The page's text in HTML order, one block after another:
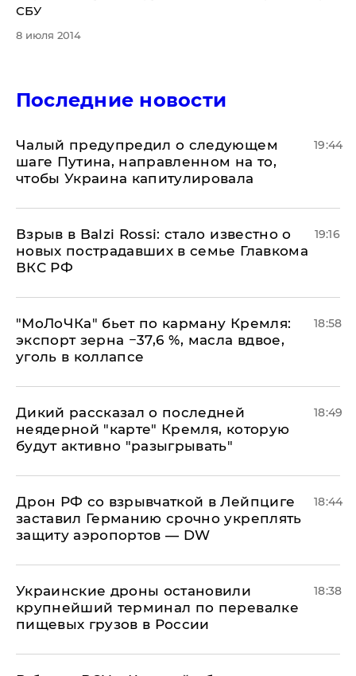
СБУ
8 июля 2014
Последние новости
Чалый предупредил о следующем
шаге Путина, направленном на то,
чтобы Украина капитулировала
19:44
Взрыв в Balzi Rossi: стало известно о
новых пострадавших в семье Главкома
ВКС РФ
19:16
​"МоЛоЧКа" бьет по карману Кремля:
экспорт зерна −37,6 %, масла вдвое,
уголь в коллапсе
18:58
Дикий рассказал о последней
неядерной "карте" Кремля, которую
будут активно "разыгрывать"
18:49
​Дрон РФ со взрывчаткой в Лейпциге
заставил Германию срочно укреплять
защиту аэропортов — DW
18:44
Украинские дроны остановили
крупнейший терминал по перевалке
пищевых грузов в России
18:38